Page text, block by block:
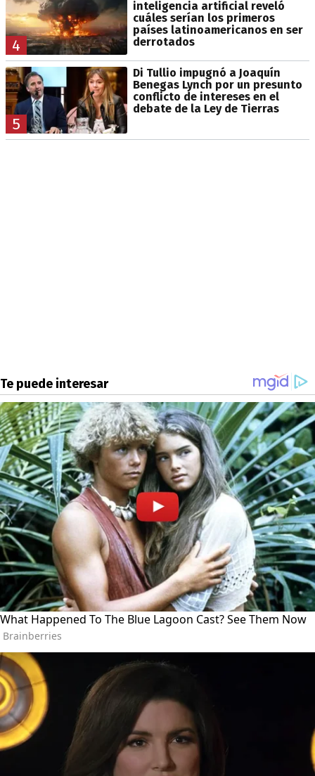
4
inteligencia artificial reveló
cuáles serían los primeros
países latinoamericanos en ser
derrotados
5
Di Tullio impugnó a Joaquín
Benegas Lynch por un presunto
conflicto de intereses en el
debate de la Ley de Tierras